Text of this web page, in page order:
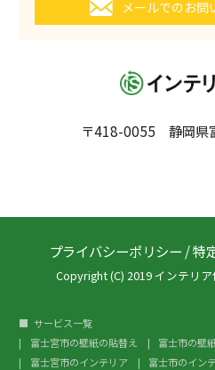
メールでのお問
〒418-0055 静岡県
プライバシーポリシー /特
Copyright (C) 2019 インテリ
サービス一覧
富士宮市の壁紙の貼替え
富士市の壁
富士宮市のインテリア
富士市のイン